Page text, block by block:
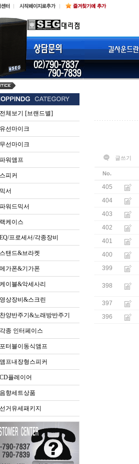
전체보기 [브랜드별]
유선마이크
무선마이크
파워앰프
스피커
믹서
파워드믹서
랙케이스
EQ/프로세서/각종장비
스탠드&브라켓
메가폰&기가폰
케이블&악세사리
영상장비&스크린
찬양반주기&노래방반주기
각종 인터페이스
포터블이동식앰프
앰프내장형스피커
CD플레이어
음향세트상품
선거유세패키지
글쓰기
No.
405
404
403
402
401
400
399
398
397
396